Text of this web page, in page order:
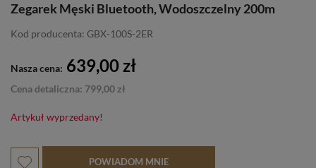
Zegarek Męski Bluetooth, Wodoszczelny 200m
Kod producenta: GBX-100S-2ER
Nasza cena: 639,00 zł
Cena detaliczna: 799,00 zł
Artykuł wyprzedany!
POWIADOM MNIE